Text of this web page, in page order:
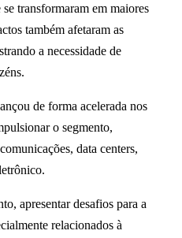
transformaram em maiores
também afetaram as
a necessidade de
.
de forma acelerada nos
o segmento,
data centers,
apresentardesafios para a
relacionados à